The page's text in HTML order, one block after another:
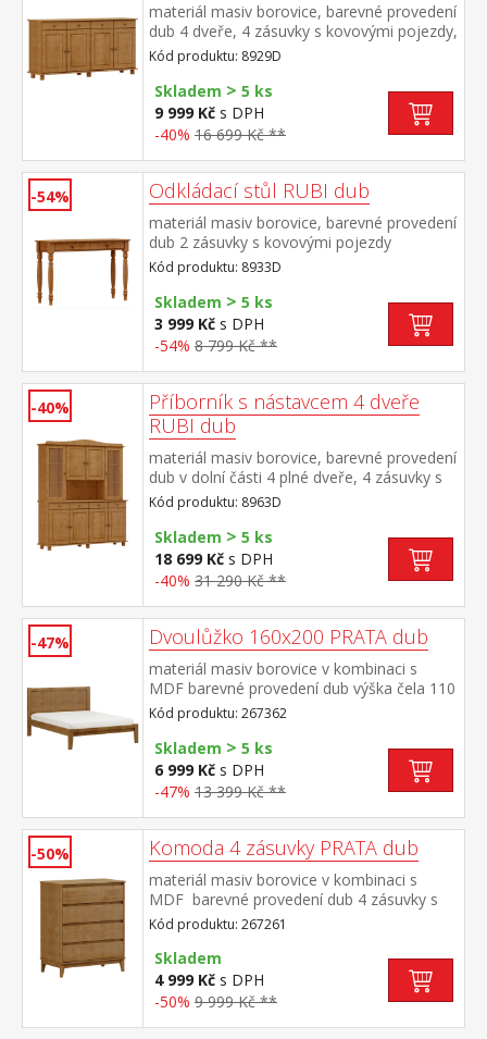
materiál masiv borovice, barevné provedení
dub 4 dveře, 4 zásuvky s kovovými pojezdy,
2 police
Kód produktu: 8929D
Skladem > 5 ks
9 999 Kč s DPH
-40% 16 699 Kč **
-54% Odkládací stůl RUBI dub
materiál masiv borovice, barevné provedení
dub 2 zásuvky s kovovými pojezdy
Kód produktu: 8933D
Skladem > 5 ks
3 999 Kč s DPH
-54% 8 799 Kč **
-40%
Příborník s nástavcem 4 dveře
RUBI dub
materiál masiv borovice, barevné provedení
dub v dolní části 4 plné dveře, 4 zásuvky s
kovovými pojezdy v horní části 2 prosklené
a 2 plné dveře
Kód produktu: 8963D
Skladem > 5 ks
18 699 Kč s DPH
-40% 31 290 Kč **
-47% Dvoulůžko 160x200 PRATA dub
materiál masiv borovice v kombinaci s
MDF barevné provedení dub výška čela 110
cm, cena bez roštu a matrace doporučený
rozměr matrace 160 × 200 cm nebo 2 kusy
80 × 200 cm a rošt R2
Kód produktu: 267362
Skladem > 5 ks
6 999 Kč s DPH
-47% 13 399 Kč **
-50% Komoda 4 zásuvky PRATA dub
materiál masiv borovice v kombinaci s
MDF barevné provedení dub 4 zásuvky s
kovovými pojezdy
Kód produktu: 267261
Skladem
4 999 Kč s DPH
-50% 9 999 Kč **